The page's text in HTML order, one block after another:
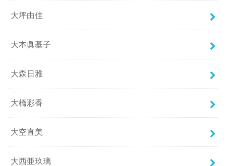
大坪由佳
大本眞基子
大森日雅
大橋彩香
大空直美
大西亜玖璃